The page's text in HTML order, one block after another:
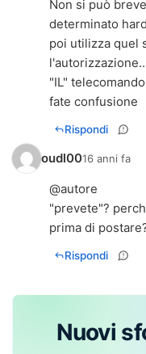
Non si può
determinato
poi utilizza quel
"IL"
fate confusione
Rispondi
oudl0016 anni fa
@autore
"prevete"?
prima di
Rispondi
Nuovi